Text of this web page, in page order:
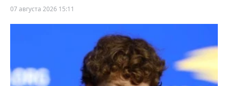
07 августа 2026 15:11